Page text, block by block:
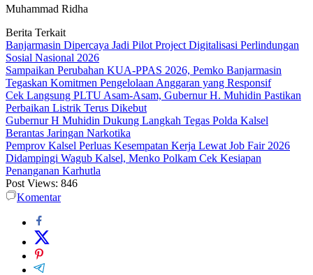
Muhammad Ridha
Berita Terkait
Banjarmasin Dipercaya Jadi Pilot Project Digitalisasi Perlindungan
Sosial Nasional 2026
Sampaikan Perubahan KUA-PPAS 2026, Pemko Banjarmasin
Tegaskan Komitmen Pengelolaan Anggaran yang Responsif
Cek Langsung PLTU Asam-Asam, Gubernur H. Muhidin Pastikan
Perbaikan Listrik Terus Dikebut
Gubernur H Muhidin Dukung Langkah Tegas Polda Kalsel
Berantas Jaringan Narkotika
Pemprov Kalsel Perluas Kesempatan Kerja Lewat Job Fair 2026
Didampingi Wagub Kalsel, Menko Polkam Cek Kesiapan
Penanganan Karhutla
Post Views: 846
Komentar